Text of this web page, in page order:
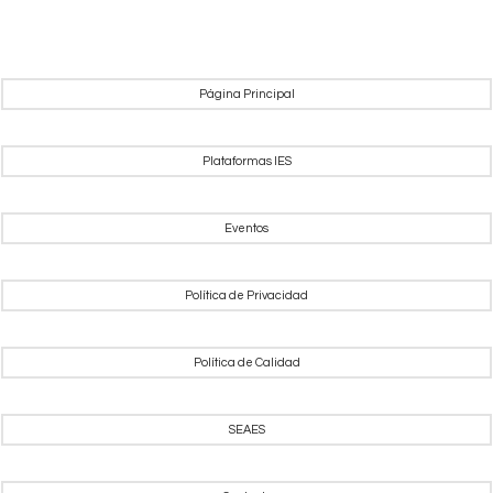
Página Principal
Plataformas IES
Eventos
Política de Privacidad
Política de Calidad
SEAES